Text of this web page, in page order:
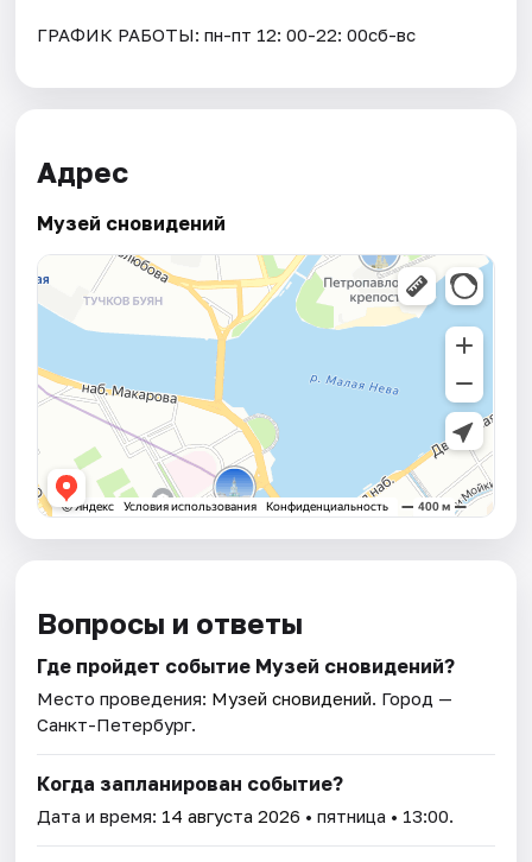
ГРАФИК РАБОТЫ: пн-пт 12: 00-22: 00сб-вс
Адрес
Музей сновидений
Вопросы и ответы
Где пройдет событие Музей сновидений?
Место проведения: Музей сновидений. Город —
Санкт-Петербург.
Когда запланирован событие?
Дата и время: 14 августа 2026 • пятница • 13:00.